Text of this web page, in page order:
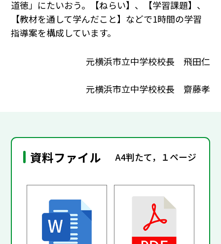
道徳」にたいおう。【ねらい】、【学習課題】、
【教材を通して学んだこと】などで1時間の学習
指導案を構成しています。
元横浜市立中学校校長 飛田仁
元横浜市立中学校校長 齋藤孝
資料ファイル A4判たて，１ページ